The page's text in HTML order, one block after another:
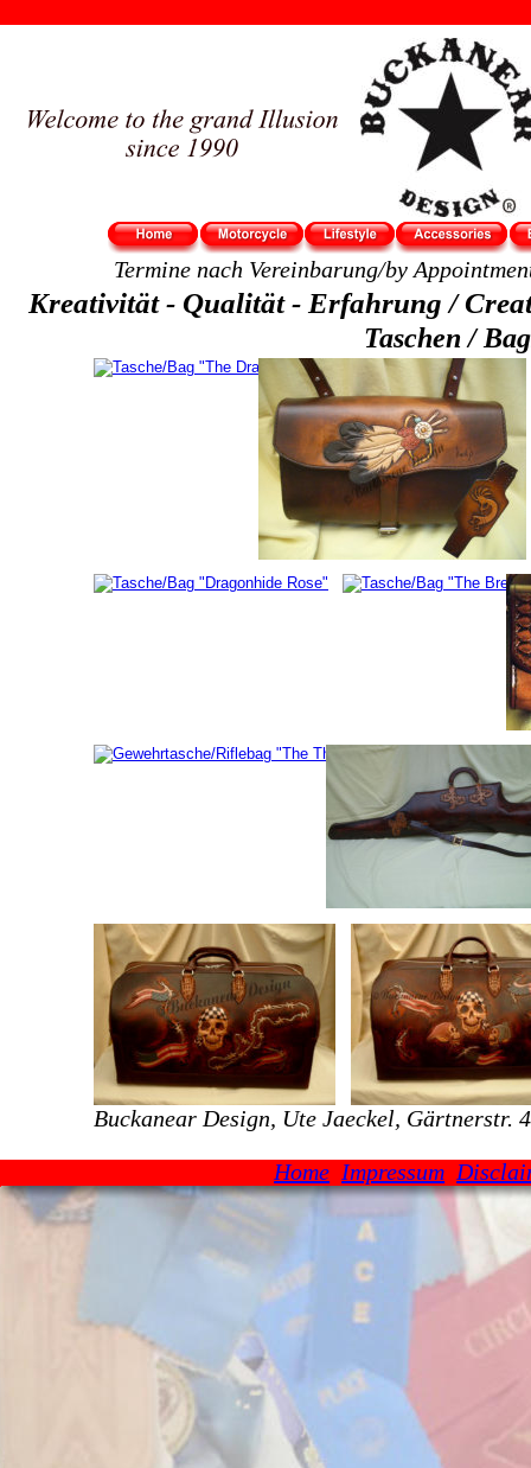
Termine nach Vereinbarung/by
Buckanear Design, Ute Jaeckel, Gärtnerstr.
Taschen /
Kreativität - Qualität - Erfahrung /
Home Impressum